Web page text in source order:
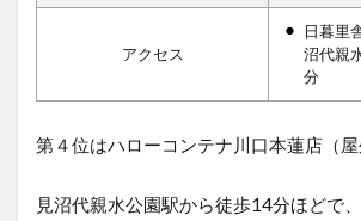
アクセス
日暮里
沼代親
分
第４位はハローコンテナ川口本蓮店（屋
見沼代親水公園駅から徒歩14分ほどで